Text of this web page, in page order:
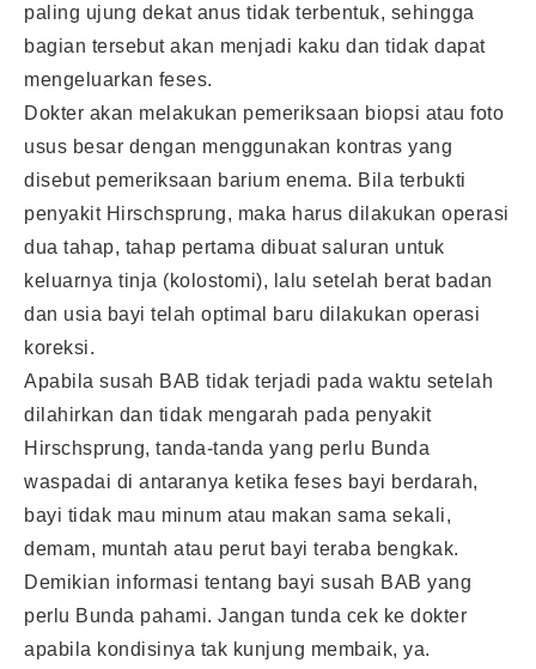
paling ujung dekat anus tidak terbentuk, sehingga
bagian tersebut akan menjadi kaku dan tidak dapat
mengeluarkan feses.
Dokter akan melakukan pemeriksaan biopsi atau foto
usus besar dengan menggunakan kontras yang
disebut pemeriksaan barium enema. Bila terbukti
penyakit Hirschsprung, maka harus dilakukan operasi
dua tahap, tahap pertama dibuat saluran untuk
keluarnya tinja (kolostomi), lalu setelah berat badan
dan usia bayi telah optimal baru dilakukan operasi
koreksi.
Apabila susah BAB tidak terjadi pada waktu setelah
dilahirkan dan tidak mengarah pada penyakit
Hirschsprung, tanda-tanda yang perlu Bunda
waspadai di antaranya ketika feses bayi berdarah,
bayi tidak mau minum atau makan sama sekali,
demam, muntah atau perut bayi teraba bengkak.
Demikian informasi tentang bayi susah BAB yang
perlu Bunda pahami. Jangan tunda cek ke dokter
apabila kondisinya tak kunjung membaik, ya.